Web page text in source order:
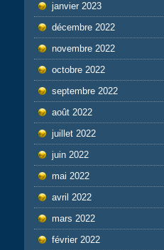
janvier 2023
décembre 2022
novembre 2022
octobre 2022
septembre 2022
août 2022
juillet 2022
juin 2022
mai 2022
avril 2022
mars 2022
février 2022